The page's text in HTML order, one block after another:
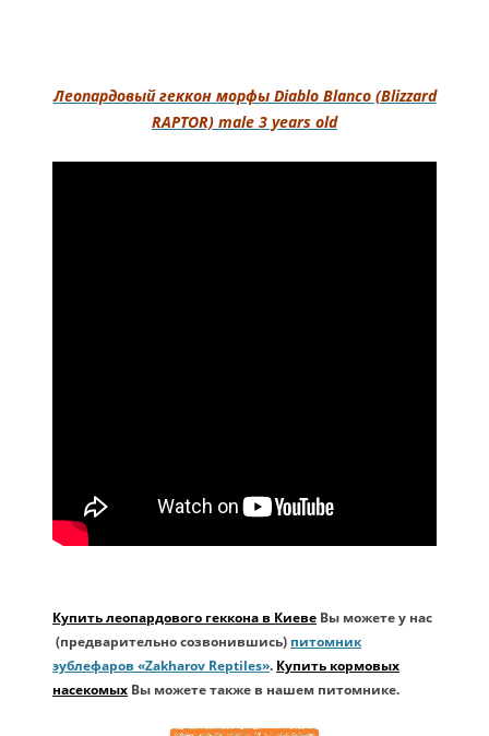
Леопардовый геккон морфы Diablo Blanco (Blizzard
RAPTOR) male 3 years old
Купить леопардового геккона в Киеве Вы можете у нас
(предварительно созвонившись) питомник
эублефаров «Zakharov Reptiles». Купить кормовых
насекомых Вы можете также в нашем питомнике.